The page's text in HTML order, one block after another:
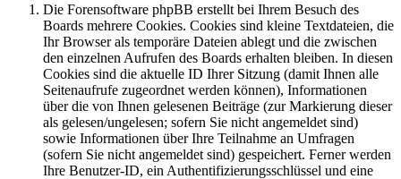
Die Forensoftware phpBB erstellt bei Ihrem Besuch des
Boards mehrere Cookies. Cookies sind kleine Textdateien, die
Ihr Browser als temporäre Dateien ablegt und die zwischen
den einzelnen Aufrufen des Boards erhalten bleiben. In diesen
Cookies sind die aktuelle ID Ihrer Sitzung (damit Ihnen alle
Seitenaufrufe zugeordnet werden können), Informationen
über die von Ihnen gelesenen Beiträge (zur Markierung dieser
als gelesen/ungelesen; sofern Sie nicht angemeldet sind)
sowie Informationen über Ihre Teilnahme an Umfragen
(sofern Sie nicht angemeldet sind) gespeichert. Ferner werden
Ihre Benutzer-ID, ein Authentifizierungsschlüssel und eine